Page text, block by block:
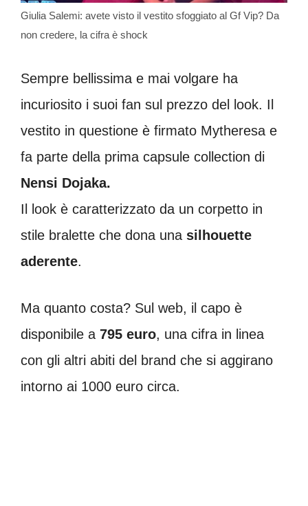
Giulia Salemi: avete visto il vestito sfoggiato al Gf Vip? Da
non credere, la cifra è shock
Sempre bellissima e mai volgare ha
incuriosito i suoi fan sul prezzo del look. Il
vestito in questione è firmato Mytheresa e
fa parte della prima capsule collection di
Nensi Dojaka.
Il look è caratterizzato da un corpetto in
stile bralette che dona una silhouette
aderente.
Ma quanto costa? Sul web, il capo è
disponibile a 795 euro, una cifra in linea
con gli altri abiti del brand che si aggirano
intorno ai 1000 euro circa.